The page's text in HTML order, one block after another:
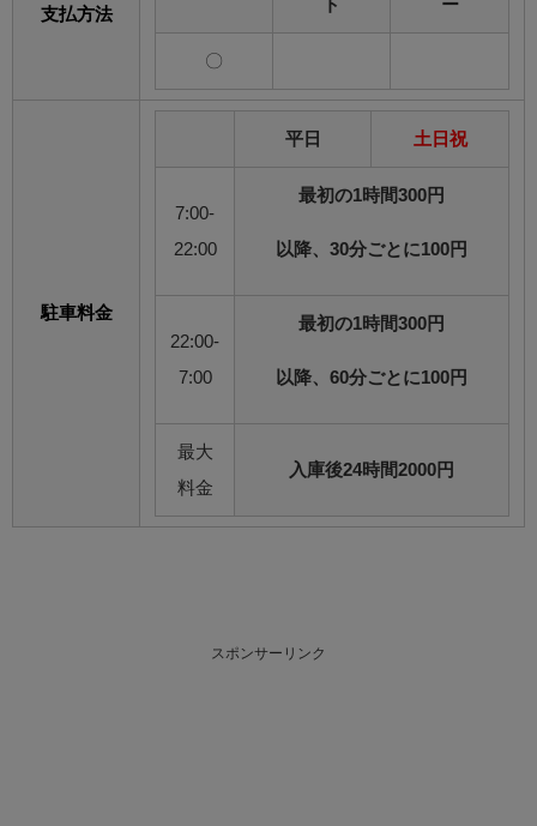
支払方法
ト
ー
〇
駐車料金
平日 土日祝
7:00-
22:00
最初の1時間300円
以降、30分ごとに100円
22:00-
7:00
最初の1時間300円
以降、60分ごとに100円
最大
料金
入庫後24時間2000円
スポンサーリンク